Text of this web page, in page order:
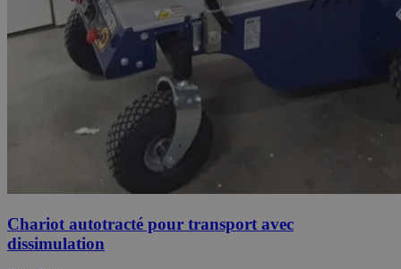
Chariot autotracté pour transport avec
dissimulation